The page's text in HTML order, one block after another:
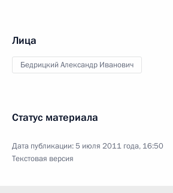
Лица
Бедрицкий Александр Иванович
Статус материала
Дата публикации:5 июля 2011 года, 16:50
Текстовая версия